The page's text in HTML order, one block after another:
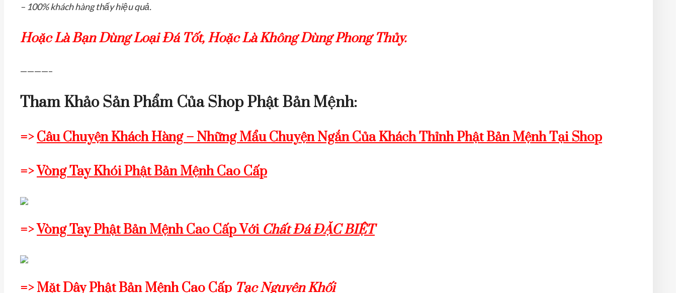
– 100% khách hàng thấy hiệu quả.
Hoặc Là Bạn Dùng Loại Đá Tốt, Hoặc Là Không Dùng Phong Thủy.
————–
Tham Khảo Sản Phẩm Của Shop Phật Bản Mệnh:
=>Câu Chuyện Khách Hàng – Những Mẩu Chuyện Ngắn Của Khách Thỉnh Phật Bản Mệnh Tại Shop
=>Vòng Tay Khói Phật Bản Mệnh Cao Cấp
=>Vòng Tay Phật Bản Mệnh Cao Cấp Với Chất Đá ĐẶC BIỆT
=>Mặt Dây Phật Bản Mệnh Cao Cấp Tạc Nguyên Khối